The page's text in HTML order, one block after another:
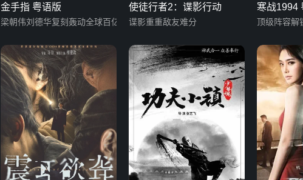
金手指 粤语版
梁朝伟刘德华复刻轰动全球百亿真案
使徒行者2：谍影行动
谍影重重敌友难分
寒战1994
顶级阵容解